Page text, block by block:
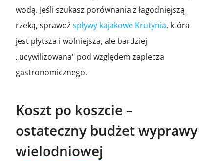
wodą. Jeśli szukasz porównania z łagodniejszą
rzeką, sprawdź spływy kajakowe Krutynia, która
jest płytsza i wolniejsza, ale bardziej
„ucywilizowana" pod względem zaplecza
gastronomicznego.
Koszt po koszcie –
ostateczny budżet wyprawy
wielodniowej